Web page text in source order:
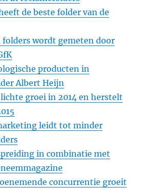
de beste folder van de
folders wordt gemeten door
producten in
Albert Heijn
groei in 2014 en herstelt
leidt tot minder
in combinatie met
concurrentie groeit